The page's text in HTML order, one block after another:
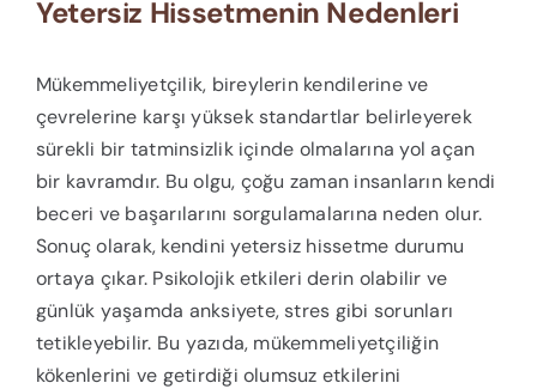
Yetersiz Hissetmenin Nedenleri
Mükemmeliyetçilik, bireylerin kendilerine ve
çevrelerine karşı yüksek standartlar belirleyerek
sürekli bir tatminsizlik içinde olmalarına yol açan
bir kavramdır. Bu olgu, çoğu zaman insanların kendi
beceri ve başarılarını sorgulamalarına neden olur.
Sonuç olarak, kendini yetersiz hissetme durumu
ortaya çıkar. Psikolojik etkileri derin olabilir ve
günlük yaşamda anksiyete, stres gibi sorunları
tetikleyebilir. Bu yazıda, mükemmeliyetçiliğin
kökenlerini ve getirdiği olumsuz etkilerini